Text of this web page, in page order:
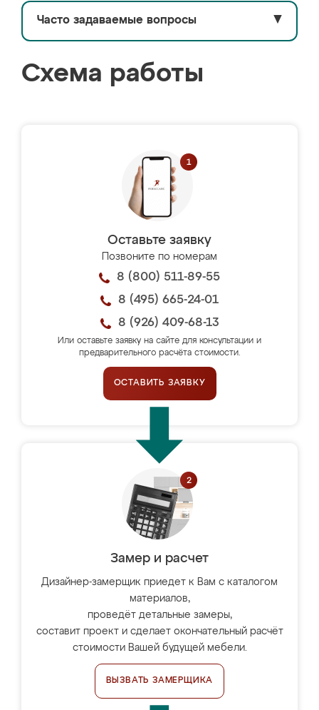
Часто задаваемые вопросы ▼
Схема работы
Оставьте заявку
Позвоните по номерам
8 (800) 511-89-55
8 (495) 665-24-01
8 (926) 409-68-13
Или оставьте заявку на сайте для консультации и
предварительного расчёта стоимости.
ОСТАВИТЬ ЗАЯВКУ
Замер и расчет
Дизайнер-замерщик приедет к Вам с каталогом
материалов,
проведёт детальные замеры,
составит проект и сделает окончательный расчёт
стоимости Вашей будущей мебели.
ВЫЗВАТЬ ЗАМЕРЩИКА